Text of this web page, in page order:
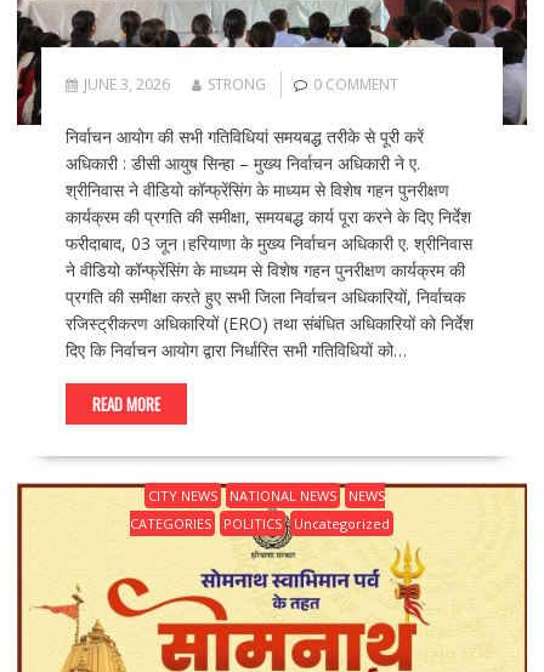
JUNE 3, 2026 STRONG 0 COMMENT
निर्वाचन आयोग की सभी गतिविधियां समयबद्ध तरीके से पूरी करें
अधिकारी : डीसी आयुष सिन्हा – मुख्य निर्वाचन अधिकारी ने ए.
श्रीनिवास ने वीडियो कॉन्फ्रेंसिंग के माध्यम से विशेष गहन पुनरीक्षण
कार्यक्रम की प्रगति की समीक्षा, समयबद्ध कार्य पूरा करने के दिए निर्देश
फरीदाबाद, 03 जून।हरियाणा के मुख्य निर्वाचन अधिकारी ए. श्रीनिवास
ने वीडियो कॉन्फ्रेंसिंग के माध्यम से विशेष गहन पुनरीक्षण कार्यक्रम की
प्रगति की समीक्षा करते हुए सभी जिला निर्वाचन अधिकारियों, निर्वाचक
रजिस्ट्रीकरण अधिकारियों (ERO) तथा संबंधित अधिकारियों को निर्देश
दिए कि निर्वाचन आयोग द्वारा निर्धारित सभी गतिविधियों को…
READ MORE
CITY NEWS NATIONAL NEWS
NEWS
CATEGORIES
POLITICS Uncategorized